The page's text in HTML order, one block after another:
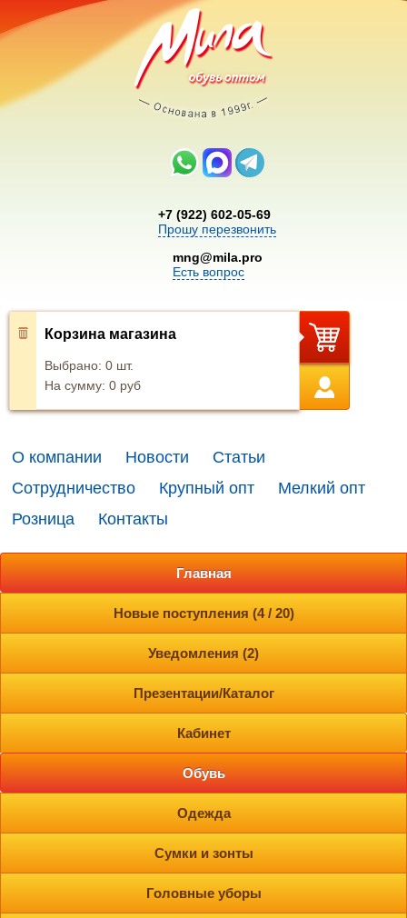
+7 (922) 602-05-69
Прошу перезвонить
mng@mila.pro
Есть вопрос
Корзина магазина
Выбрано: 0 шт.
На сумму: 0 руб
О компании Новости
Статьи
Сотрудничество
Крупный опт
Мелкий опт
Розница
Контакты
Главная
Новые поступления (4 / 20)
Уведомления (2)
Презентации/Каталог
Кабинет
Обувь
Одежда
Сумки и зонты
Головные уборы